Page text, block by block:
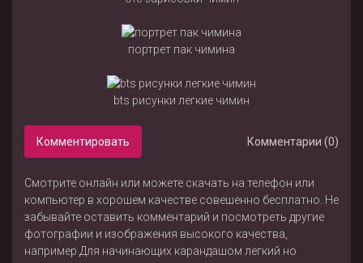
портрет пак чимина
bts рисунки легкие чимин
Комментировать Комментарии (0)
Смотрите онлайн или можете скачать на телефон или
компьютер в хорошем качестве совешенно бесплатно. Не
забывайте оставить комментарий и посмотреть другие
фотографии и изображения высокого качества,
например Для начинающих карандашом легкий но